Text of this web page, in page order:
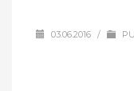
03.06.2016 /